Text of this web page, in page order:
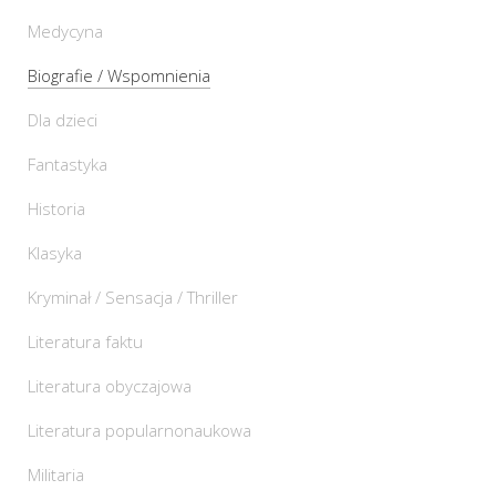
Medycyna
Biografie / Wspomnienia
Dla dzieci
Fantastyka
Historia
Klasyka
Kryminał / Sensacja / Thriller
Literatura faktu
Literatura obyczajowa
Literatura popularnonaukowa
Militaria